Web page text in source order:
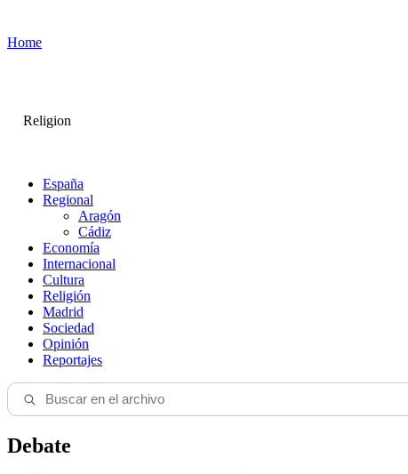
Home
Religion
España
Regional
Aragón
Cádiz
Economía
Internacional
Cultura
Religión
Madrid
Sociedad
Opinión
Reportajes
Debate